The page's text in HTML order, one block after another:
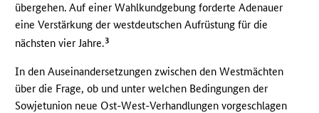
übergehen. Auf einer Wahlkundgebung forderte Adenauer
eine Verstärkung der westdeutschen Aufrüstung für die
nächsten vier Jahre.3
In den Auseinandersetzungen zwischen den Westmächten
über die Frage, ob und unter welchen Bedingungen der
Sowjetunion neue Ost-West-Verhandlungen vorgeschlagen